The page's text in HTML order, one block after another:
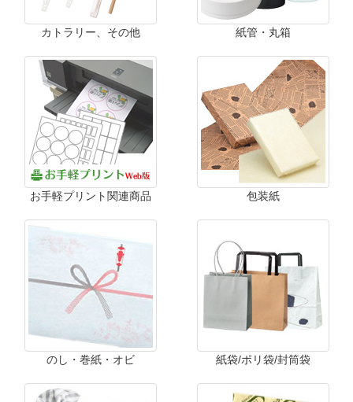
カトラリー、その他 紙管・丸箱
お手軽プリント関連商品 包装紙
のし・巻紙・オビ 紙袋/ポリ袋/封筒袋